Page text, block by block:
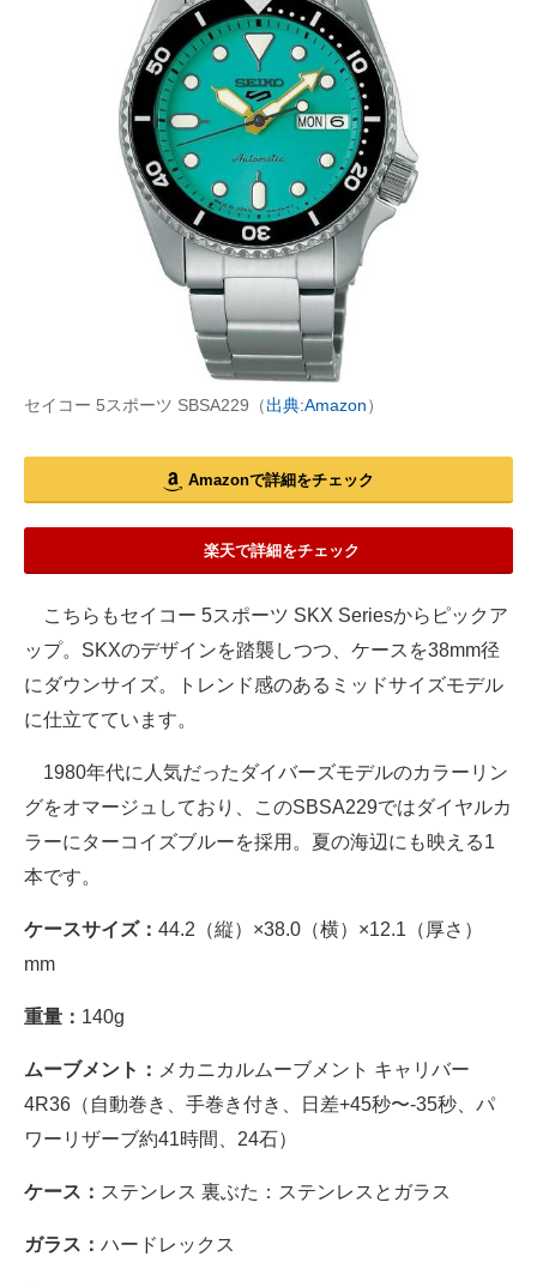
セイコー 5スポーツ SBSA229（出典:Amazon）
Amazonで詳細をチェック
楽天で詳細をチェック
こちらもセイコー 5スポーツ SKX Seriesからピックア
ップ。SKXのデザインを踏襲しつつ、ケースを38mm径
にダウンサイズ。トレンド感のあるミッドサイズモデル
に仕立てています。
1980年代に人気だったダイバーズモデルのカラーリン
グをオマージュしており、このSBSA229ではダイヤルカ
ラーにターコイズブルーを採用。夏の海辺にも映える1
本です。
ケースサイズ： 44.2（縦）×38.0（横）×12.1（厚さ）
mm
重量： 140g
ムーブメント： メカニカルムーブメント キャリバー
4R36（自動巻き、手巻き付き、日差+45秒〜-35秒、パ
ワーリザーブ約41時間、24石）
ケース： ステンレス 裏ぶた：ステンレスとガラス
ガラス： ハードレックス